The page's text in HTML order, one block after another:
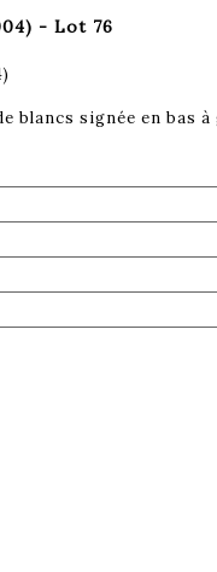
- Lot 76
blancs signée en bas à